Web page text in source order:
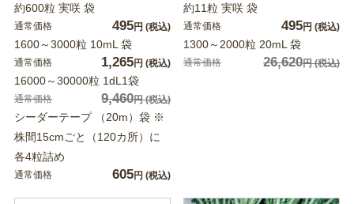
約600粒 実咲 袋
通常価格 495円 (税込)
1600～3000粒 10mL 袋
通常価格 1,265円 (税込)
16000～30000粒 1dL1袋
通常価格 9,460円(税込)
シーダーテープ （20m）袋 ※
株間15cmごと（120カ所）に
各4粒詰め
通常価格 605円 (税込)
約11粒 実咲 袋
通常価格 495円 (税込)
1300～2000粒 20mL 袋
通常価格 26,620円(税込)